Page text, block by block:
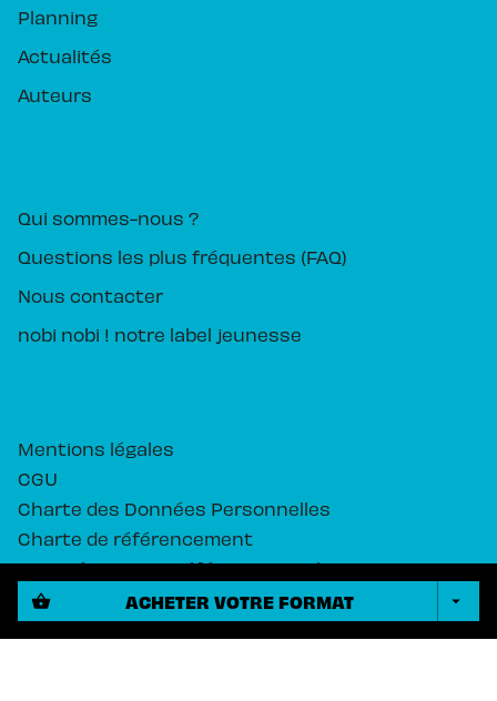
shopping_basket ACHETER VOTRE FORMAT arrow_drop_down
Planning
Actualités
Auteurs
Qui sommes-nous ?
Questions les plus fréquentes (FAQ)
Nous contacter
nobi nobi ! notre label jeunesse
Mentions légales
CGU
Charte des Données Personnelles
Charte de référencement
Paramétrez vos préférences cookies